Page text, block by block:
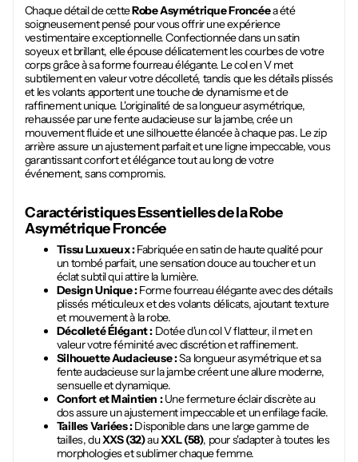
Chaque détail de cetteRobe Asymétrique Froncéea été
soigneusement pensé pour vous offrir une expérience
vestimentaire exceptionnelle. Confectionnée dans un satin
soyeux et brillant, elle épouse délicatement les courbes de votre
corps grâce à sa forme fourreau élégante. Le col en V met
subtilement en valeur votre décolleté, tandis que les détails plissés
et les volants apportent une touche de dynamisme et de
raffinement unique. L'originalité de sa longueur asymétrique,
rehaussée par une fente audacieuse sur la jambe, crée un
mouvement fluide et une silhouette élancée à chaque pas. Le zip
arrière assure un ajustement parfait et une ligne impeccable, vous
garantissant confort et élégance tout au long de votre
événement, sans compromis.
Caractéristiques Essentielles de laRobe
Asymétrique Froncée
Tissu Luxueux :Fabriquée en satin de haute qualité pour
un tombé parfait, une sensation douce au toucher et un
éclat subtil qui attire la lumière.
Design Unique :Forme fourreau élégante avec des détails
plissés méticuleux et des volants délicats, ajoutant texture
et mouvement à la robe.
Décolleté Élégant :Dotée d'un col V flatteur, il met en
valeur votre féminité avec discrétion et raffinement.
Silhouette Audacieuse :Sa longueur asymétrique et sa
fente audacieuse sur la jambe créent une allure moderne,
sensuelle et dynamique.
Confort et Maintien :Une fermeture éclair discrète au
dos assure un ajustement impeccable et un enfilage facile.
Tailles Variées :Disponible dans une large gamme de
tailles, duXXS (32)auXXL (58), pour s'adapter à toutes les
morphologies et sublimer chaque femme.